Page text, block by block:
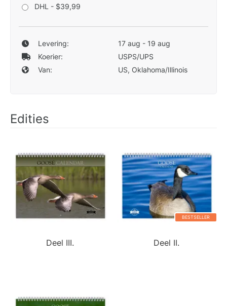
DHL - $39,99
Levering:
17 aug - 19 aug
Koerier:
USPS/UPS
Van:
US, Oklahoma/Illinois
Edities
Deel III.
BESTSELLER
Deel II.